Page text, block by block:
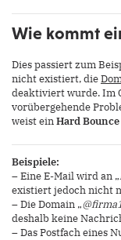
Wie kommt
Dies passiert zum
nicht existiert, die
deaktiviert wurde. Im
vorübergehende
weist einHard Bounce
Beispiele:
– Eine E-Mail wird an „
existiert jedoch nicht
– Die Domain „
deshalb keine
– Das Postfach eines